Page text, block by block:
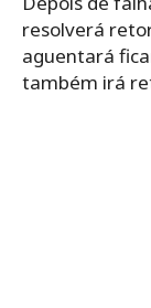
resolverá
aguentará
também irá